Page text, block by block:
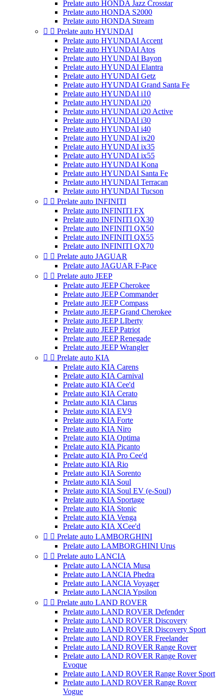
Prelate auto HONDA Jazz Crosstar
Prelate auto HONDA S2000
Prelate auto HONDA Stream
  Prelate auto HYUNDAI
Prelate auto HYUNDAI Accent
Prelate auto HYUNDAI Atos
Prelate auto HYUNDAI Bayon
Prelate auto HYUNDAI Elantra
Prelate auto HYUNDAI Getz
Prelate auto HYUNDAI Grand Santa Fe
Prelate auto HYUNDAI i10
Prelate auto HYUNDAI i20
Prelate auto HYUNDAI i20 Active
Prelate auto HYUNDAI i30
Prelate auto HYUNDAI i40
Prelate auto HYUNDAI ix20
Prelate auto HYUNDAI ix35
Prelate auto HYUNDAI ix55
Prelate auto HYUNDAI Kona
Prelate auto HYUNDAI Santa Fe
Prelate auto HYUNDAI Terracan
Prelate auto HYUNDAI Tucson
  Prelate auto INFINITI
Prelate auto INFINITI FX
Prelate auto INFINITI QX30
Prelate auto INFINITI QX50
Prelate auto INFINITI QX55
Prelate auto INFINITI QX70
  Prelate auto JAGUAR
Prelate auto JAGUAR F-Pace
  Prelate auto JEEP
Prelate auto JEEP Cherokee
Prelate auto JEEP Commander
Prelate auto JEEP Compass
Prelate auto JEEP Grand Cherokee
Prelate auto JEEP LIberty
Prelate auto JEEP Patriot
Prelate auto JEEP Renegade
Prelate auto JEEP Wrangler
  Prelate auto KIA
Prelate auto KIA Carens
Prelate auto KIA Carnival
Prelate auto KIA Cee'd
Prelate auto KIA Cerato
Prelate auto KIA Clarus
Prelate auto KIA EV9
Prelate auto KIA Forte
Prelate auto KIA Niro
Prelate auto KIA Optima
Prelate auto KIA Picanto
Prelate auto KIA Pro Cee'd
Prelate auto KIA Rio
Prelate auto KIA Sorento
Prelate auto KIA Soul
Prelate auto KIA Soul EV (e-Soul)
Prelate auto KIA Sportage
Prelate auto KIA Stonic
Prelate auto KIA Venga
Prelate auto KIA XCee'd
  Prelate auto LAMBORGHINI
Prelate auto LAMBORGHINI Urus
  Prelate auto LANCIA
Prelate auto LANCIA Musa
Prelate auto LANCIA Phedra
Prelate auto LANCIA Voyager
Prelate auto LANCIA Ypsilon
  Prelate auto LAND ROVER
Prelate auto LAND ROVER Defender
Prelate auto LAND ROVER Discovery
Prelate auto LAND ROVER Discovery Sport
Prelate auto LAND ROVER Freelander
Prelate auto LAND ROVER Range Rover
Prelate auto LAND ROVER Range Rover
Evoque
Prelate auto LAND ROVER Range Rover Sport
Prelate auto LAND ROVER Range Rover
Vogue